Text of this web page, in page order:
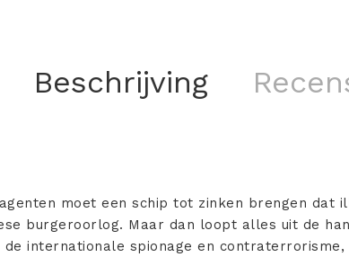
Beschrijving
moet een schip tot zinken brengen dat
burgeroorlog. Maar dan loopt alles uit de
internationale spionage en contraterrorisme,